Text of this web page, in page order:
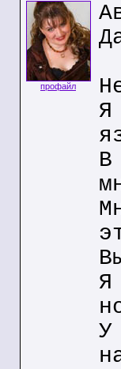
профайл
Я
В
Я
У